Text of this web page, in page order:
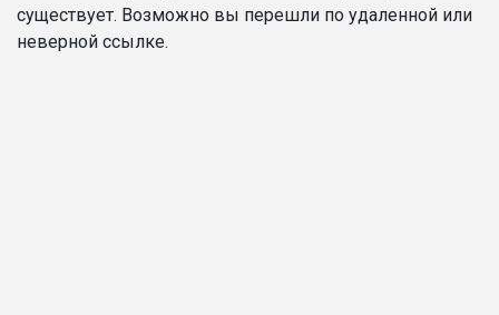
существует. Возможно вы перешли по удаленной или
неверной ссылке.